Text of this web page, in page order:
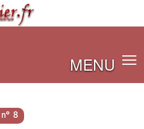
MENU
8